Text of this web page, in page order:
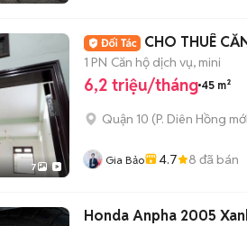
7
CHO THUÊ
1 PN Căn hộ dịch vụ, mini
6,2 triệu/tháng 45 m²
Quận 10 (P. Diên Hồng
Gia Bảo 4.7 8 đã bán
Honda Anpha 2005